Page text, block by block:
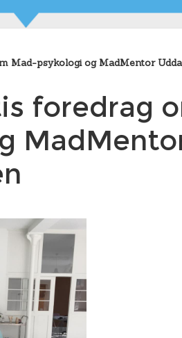
Mad-psykologi og MadMentor
foredrag